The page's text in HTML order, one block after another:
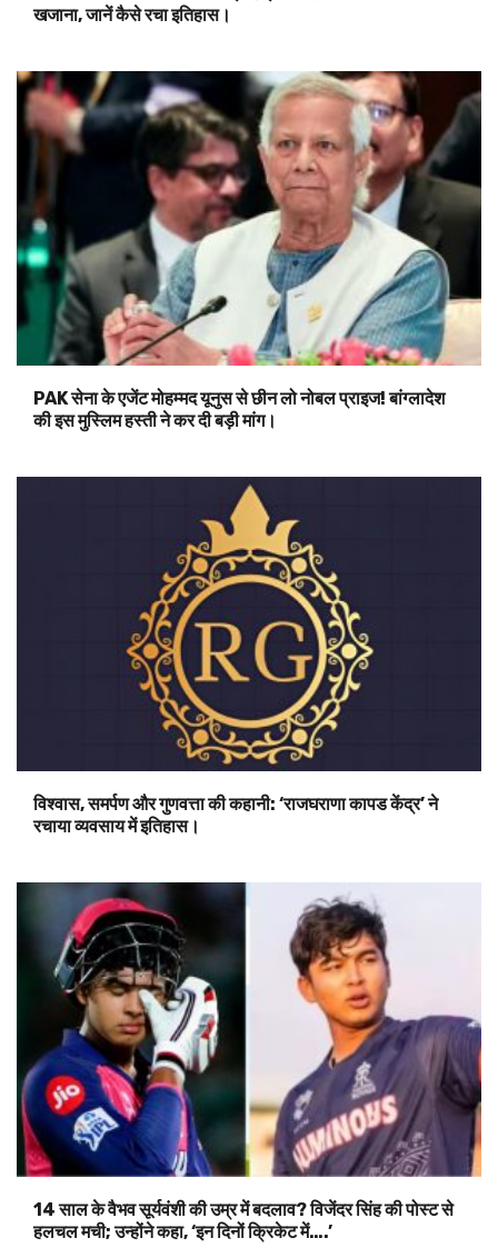
खजाना, जानें कैसे रचा इतिहास।
PAK सेना के एजेंट मोहम्मद यूनुस से छीन लो नोबल प्राइज! बांग्लादेश
की इस मुस्लिम हस्ती ने कर दी बड़ी मांग।
विश्वास, समर्पण और गुणवत्ता की कहानी: ‘राजघराणा कापड केंद्र’ ने
रचाया व्यवसाय में इतिहास।
14 साल के वैभव सूर्यवंशी की उम्र में बदलाव? विजेंदर सिंह की पोस्ट से
हलचल मची; उन्होंने कहा, ‘इन दिनों क्रिकेट में….’